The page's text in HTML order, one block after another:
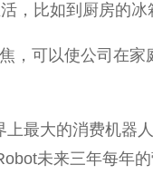
，比如到厨房的冰
，可以使公司在家
最大的消费机器
未来三年每年的